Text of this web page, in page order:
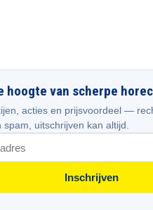
hoogte van scherpe
acties en prijsvoordeel —
spam, uitschrijven kan altijd.
Inschrijven